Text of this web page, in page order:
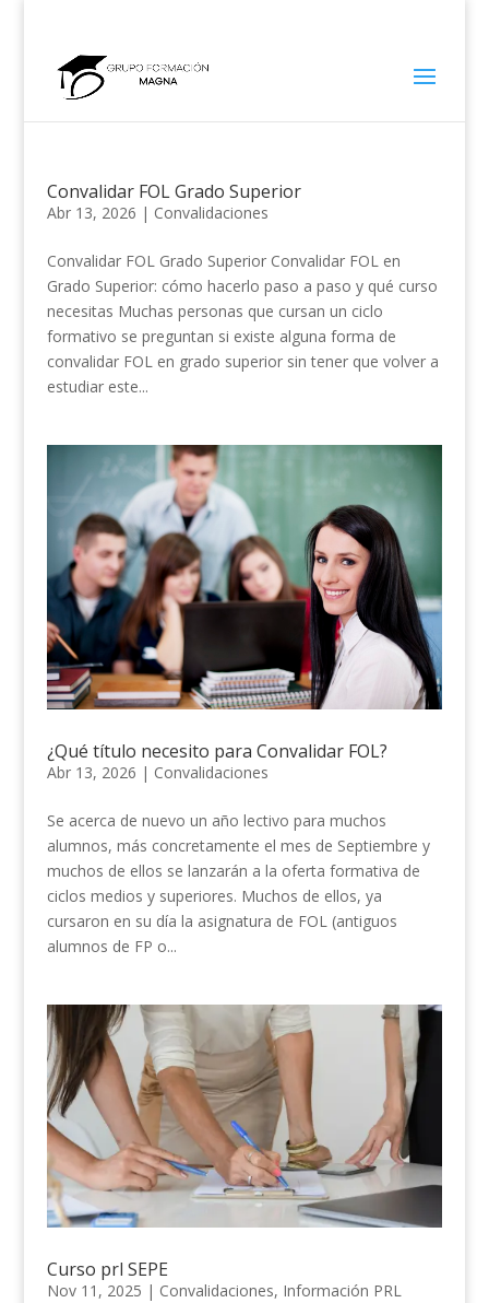
Convalidar FOL Grado Superior
Abr 13, 2026 | Convalidaciones
Convalidar FOL Grado Superior Convalidar FOL en
Grado Superior: cómo hacerlo paso a paso y qué curso
necesitas Muchas personas que cursan un ciclo
formativo se preguntan si existe alguna forma de
convalidar FOL en grado superior sin tener que volver a
estudiar este...
¿Qué título necesito para Convalidar FOL?
Abr 13, 2026 | Convalidaciones
Se acerca de nuevo un año lectivo para muchos
alumnos, más concretamente el mes de Septiembre y
muchos de ellos se lanzarán a la oferta formativa de
ciclos medios y superiores. Muchos de ellos, ya
cursaron en su día la asignatura de FOL (antiguos
alumnos de FP o...
Curso prl SEPE
Nov 11, 2025 | Convalidaciones, Información PRL